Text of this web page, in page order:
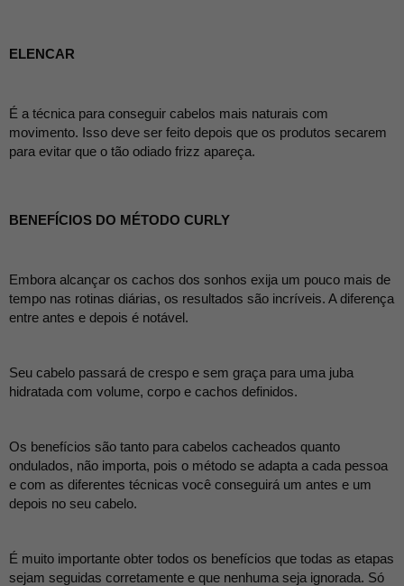
ELENCAR
É a técnica para conseguir cabelos mais naturais com
movimento. Isso deve ser feito depois que os produtos secarem
para evitar que o tão odiado frizz apareça.
BENEFÍCIOS DO MÉTODO CURLY
Embora alcançar os cachos dos sonhos exija um pouco mais de
tempo nas rotinas diárias, os resultados são incríveis. A diferença
entre antes e depois é notável.
Seu cabelo passará de crespo e sem graça para uma juba
hidratada com volume, corpo e cachos definidos.
Os benefícios são tanto para cabelos cacheados quanto
ondulados, não importa, pois o método se adapta a cada pessoa
e com as diferentes técnicas você conseguirá um antes e um
depois no seu cabelo.
É muito importante obter todos os benefícios que todas as etapas
sejam seguidas corretamente e que nenhuma seja ignorada. Só